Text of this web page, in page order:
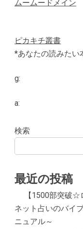
ムームードメイン
ピカキチ叢書
*あなたの読みたい
g:
a:
検索
最近の投稿
【1500部突破
ネット占いのバイ
ニュアル～